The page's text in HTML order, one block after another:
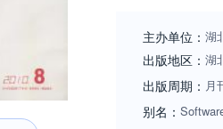
主办单位： 湖
出版地区： 湖
出版周期： 月
别名：